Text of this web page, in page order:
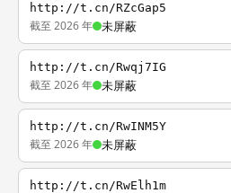
http://t.cn/RZcGap5
截至 2026 年 未屏蔽
http://t.cn/Rwqj7IG
截至 2026 年 未屏蔽
http://t.cn/RwINM5Y
截至 2026 年 未屏蔽
http://t.cn/RwElh1m